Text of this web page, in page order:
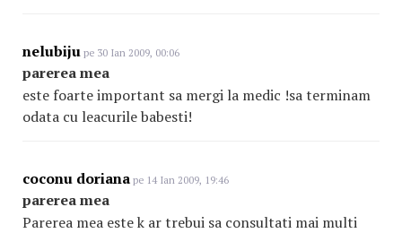
nelubiju pe 30 Ian 2009, 00:06
parerea mea
este foarte important sa mergi la medic !sa terminam
odata cu leacurile babesti!
coconu doriana pe 14 Ian 2009, 19:46
parerea mea
Parerea mea este k ar trebui sa consultati mai multi